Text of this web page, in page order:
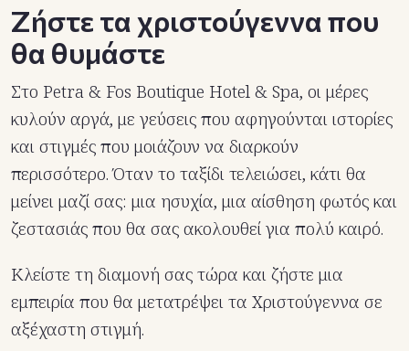
Ζήστε τα χριστούγεννα που
θα θυμάστε
Στο Petra & Fos Boutique Hotel & Spa, οι μέρες
κυλούν αργά, με γεύσεις που αφηγούνται ιστορίες
και στιγμές που μοιάζουν να διαρκούν
περισσότερο. Όταν το ταξίδι τελειώσει, κάτι θα
μείνει μαζί σας: μια ησυχία, μια αίσθηση φωτός και
ζεστασιάς που θα σας ακολουθεί για πολύ καιρό.
Κλείστε τη διαμονή σας τώρα και ζήστε μια
εμπειρία που θα μετατρέψει τα Χριστούγεννα σε
αξέχαστη στιγμή.